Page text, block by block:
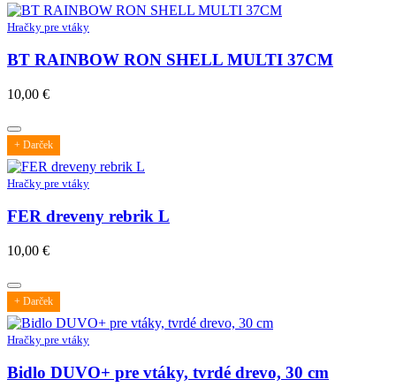
Hračky pre vtáky
BT RAINBOW RON SHELL MULTI 37CM
10,00 €
+ Darček
Hračky pre vtáky
FER dreveny rebrik L
10,00 €
+ Darček
Hračky pre vtáky
Bidlo DUVO+ pre vtáky, tvrdé drevo, 30 cm